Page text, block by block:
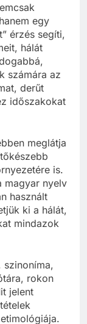
egy
érzés segíti,
hálát
számára az
derűt
időszakokat
meglátja
is.
magyar nyelv
használt
ki a hálát,
mindazok
szinoníma,
rokon
jelent